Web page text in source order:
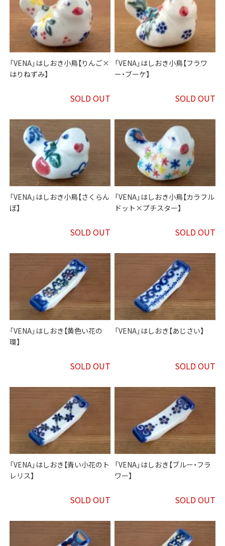
「VENA」はしおき小鳥【りんご×
はりねずみ】
SOLD OUT
「VENA」はしおき小鳥【フラワ
ー・ブーケ】
SOLD OUT
「VENA」はしおき小鳥【さくらん
ぼ】
SOLD OUT
「VENA」はしおき小鳥【カラフル
ドット×プチスター】
SOLD OUT
「VENA」はしおき【黄色い花の
環】
SOLD OUT
「VENA」はしおき【あじさい】
SOLD OUT
「VENA」はしおき【青い小花のト
レリス】
SOLD OUT
「VENA」はしおき【ブルー・フラ
ワー】
SOLD OUT